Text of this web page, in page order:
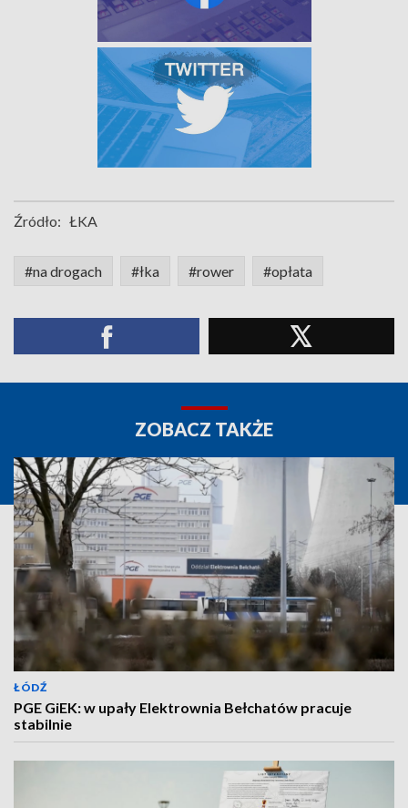
Źródło: ŁKA
#na drogach #łka #rower #opłata
ZOBACZ TAKŻE
ŁÓDŹ
PGE GiEK: w upały Elektrownia Bełchatów pracuje
stabilnie